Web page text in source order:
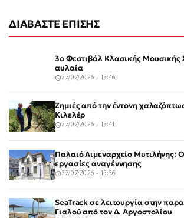
ΔΙΑΒΑΣΤΕ ΕΠΙΣΗΣ
3ο Φεστιβάλ Κλασικής Μουσικής
αυλαία
27/07/2026 - 13:46
Ζημιές από την έντονη
Κιλελέρ
27/07/2026 - 13:41
Παλαιό Λιμεναρχείο Μυτιλήνης:
εργασίες αναγέννησης
27/07/2026 - 13:36
SeaTrack σε λειτουργία στην
Γιαλού από τον Δ. Αργοστολίου